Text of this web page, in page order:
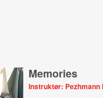
Memories
Instruktør: Pezhmann